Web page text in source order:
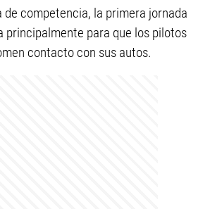
de competencia, la primera jornada
principalmente para que los pilotos
contacto con sus autos.